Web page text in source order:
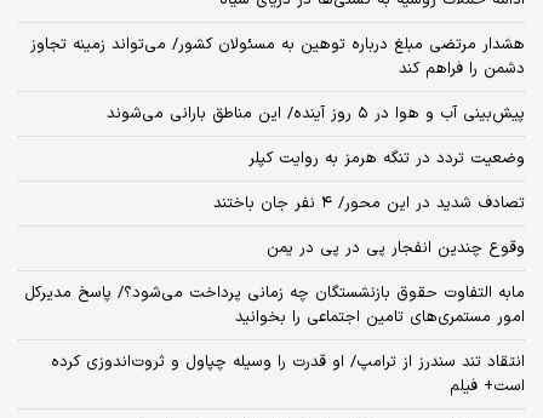
هشدار مرتضی مبلغ درباره توهین به مسئولان کشور/ می‌تواند زمینه تجاوز
دشمن را فراهم کند
پیش‌بینی آب و هوا در ۵ روز آینده/ این مناطق بارانی می‌شوند
وضعیت تردد در تنگه هرمز به روایت کپلر
تصادف شدید در این محور/ ۴ نفر جان باختند
وقوع چندین انفجار پی در پی در یمن
مابه التفاوت حقوق بازنشستگان چه زمانی پرداخت می‌شود؟/ پاسخ مدیرکل
امور مستمری‌های تامین اجتماعی را بخوانید
انتقاد تند سندرز از ترامپ/ او قدرت را وسیله چپاول و ثروت‌اندوزی کرده
است+ فیلم